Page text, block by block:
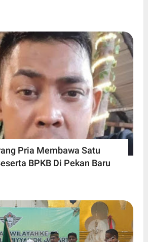
Pria Membawa Satu
BPKB Di Pekan Baru